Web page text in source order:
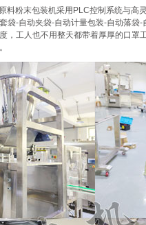
粉末包装机采用PLC控制系统与高
袋-自动夹袋-自动计量包装-自动落
，工人也不用整天都带着厚厚的口